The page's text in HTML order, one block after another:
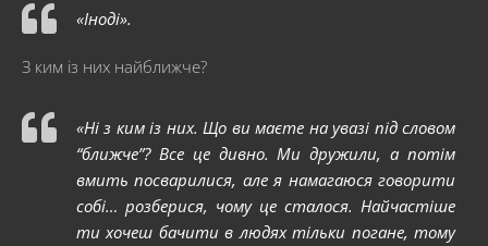
«Іноді».
З ким із них найближче?
«Ні з ким із них. Що ви маєте на увазі під словом
“ближче”? Все це дивно. Ми дружили, а потім
вмить посварилися, але я намагаюся говорити
собі… розберися, чому це сталося. Найчастіше
ти хочеш бачити в людях тільки погане, тому